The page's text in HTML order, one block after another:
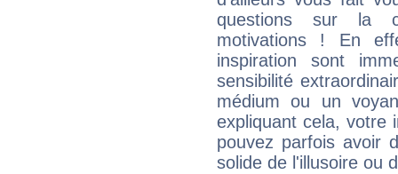
questions sur la
motivations ! En
inspiration sont
sensibilité
médium ou un
expliquant cela, votre
pouvez parfois avoir
solide de l'illusoire ou